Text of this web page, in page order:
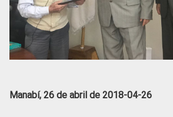
Manabí, 26 de abril de 2018-04-26